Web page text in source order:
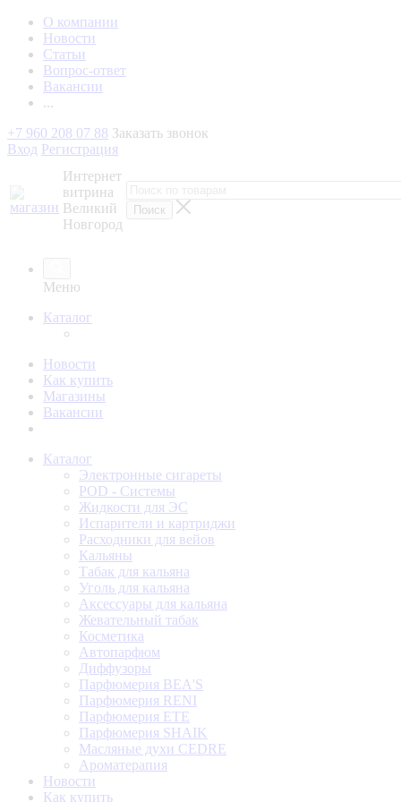
О компании
Новости
Статьи
Вопрос-ответ
Вакансии
...
+7 960 208 07 88 Заказать звонок
Вход Регистрация
Интернет
витрина
Великий
Новгород
Меню
Каталог
Новости
Как купить
Магазины
Вакансии
Каталог
Электронные сигареты
POD - Системы
Жидкости для ЭС
Испарители и картриджи
Расходники для вейов
Кальяны
Табак для кальяна
Уголь для кальяна
Аксессуары для кальяна
Жевательный табак
Косметика
Автопарфюм
Диффузоры
Парфюмерия BEA'S
Парфюмерия RENI
Парфюмерия ETE
Парфюмерия SHAIK
Масляные духи CEDRE
Ароматерапия
Новости
Как купить